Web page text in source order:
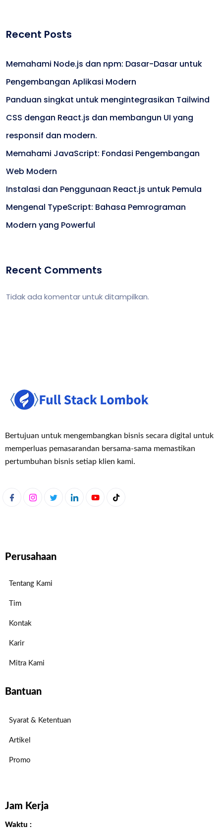
Recent Posts
Memahami Node.js dan npm: Dasar-Dasar untuk
Pengembangan Aplikasi Modern
Panduan singkat untuk mengintegrasikan Tailwind
CSS dengan React.js dan membangun UI yang
responsif dan modern.
Memahami JavaScript: Fondasi Pengembangan
Web Modern
Instalasi dan Penggunaan React.js untuk Pemula
Mengenal TypeScript: Bahasa Pemrograman
Modern yang Powerful
Recent Comments
Tidak ada komentar untuk ditampilkan.
Bertujuan untuk mengembangkan bisnis secara digital untuk
memperluas pemasarandan bersama-sama memastikan
pertumbuhan bisnis setiap klien kami.
Perusahaan
Tentang Kami
Tim
Kontak
Karir
Mitra Kami
Bantuan
Syarat & Ketentuan
Artikel
Promo
Jam Kerja
Waktu :